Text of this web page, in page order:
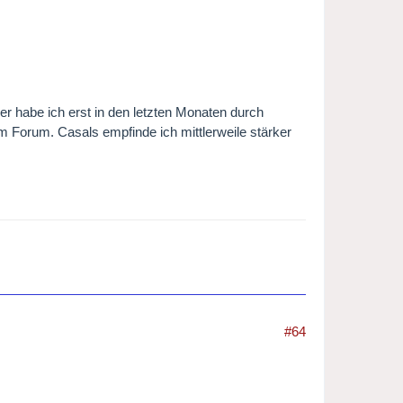
habe ich erst in den letzten Monaten durch
Forum. Casals empfinde ich mittlerweile stärker
#64